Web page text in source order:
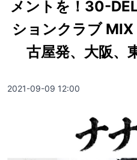
メントを！30-
ションクラブ
古屋発、大阪、
2021-09-09 12:00